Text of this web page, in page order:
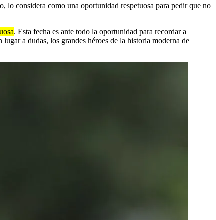
lo considera como una oportunidad respetuosa para pedir que no
. Esta fecha es ante todo la oportunidad para recordar a
a dudas, los grandes héroes de la historia moderna de